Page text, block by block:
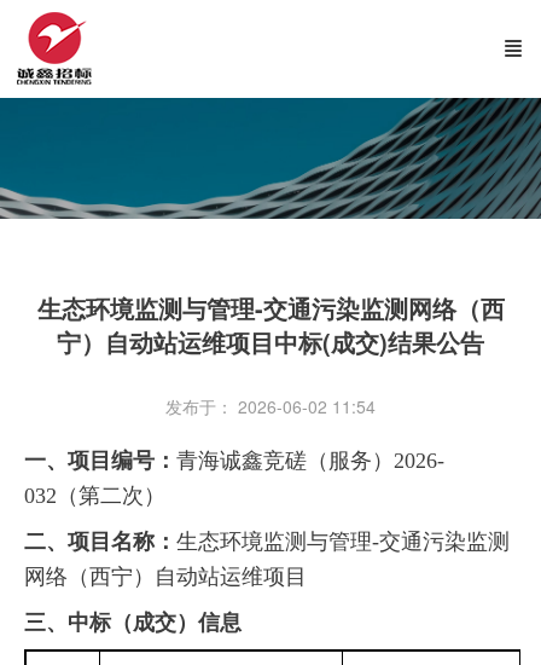
生态环境监测与管理-交通污染监测网络（西
宁）自动站运维项目中标(成交)结果公告
发布于： 2026-06-02 11:54
一、项目编号： 青海诚鑫竞磋（服务） 2026-
032（第二次）
二、项目名称： 生态环境监测与管理-交通污染监测
网络（西宁）自动站运维项目
三、中标（成交）信息